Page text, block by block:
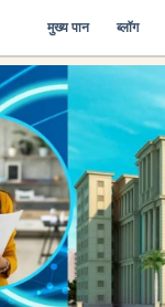
मुख्य पान ब्लॉग